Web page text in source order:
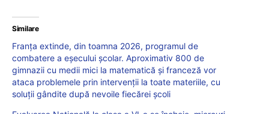
Similare
Franța extinde, din toamna 2026, programul de
combatere a eșecului școlar. Aproximativ 800 de
gimnazii cu medii mici la matematică și franceză vor
ataca problemele prin intervenții la toate materiile, cu
soluții gândite după nevoile fiecărei școli